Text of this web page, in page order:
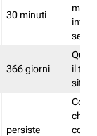
30 minuti
366 giorni
il
sito
persiste
che